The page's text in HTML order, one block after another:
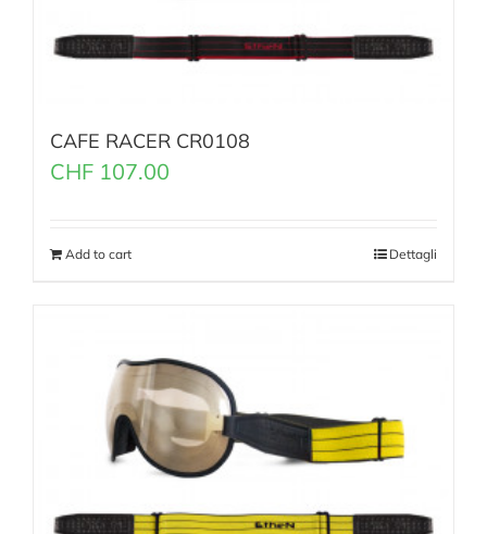
CAFE RACER CR0108
CHF 107.00
Add to cart Dettagli